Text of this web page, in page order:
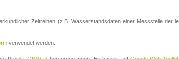
Zeitreihen (z.B. Wasserstandsdaten einer Messstelle der
verwendet werden.